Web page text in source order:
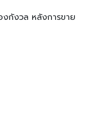
งกังวล หลังการขาย